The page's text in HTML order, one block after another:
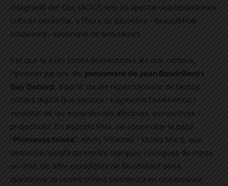
Integració del Cec (ACIC), ens ha aportat una lectura més
crítica i sensorial, a l’hora de percebre i descodificar
situacions i escenaris de simulacres.
Pel que fa a les peces presentades als dos campus,
l’alumnat parteix del
pensament de Jean Baudrillard i
Guy Debord , a partir de les repercussions de l’actual
cultura digital que sacseja i fragmenta l’autenticitat i
veracitat de les experiències afectives, perceptives i
projectuals. En aquesta línia, cal assenyalar la peça
“ Promeses falses”, d’Amy Villacres i Mireia Martí, que
denuncia l’estafa de moltes marques i botigues de moda
en línia. Un altre paradigma de Baudrillard seria
qüestionar la nostra pròpia existència en una espècie